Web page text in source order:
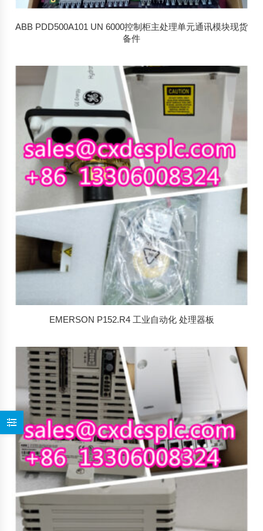
ABB PDD500A101 UN 6000控制柜主处理单元通讯模块现货
备件
EMERSON P152.R4 工业自动化 处理器板